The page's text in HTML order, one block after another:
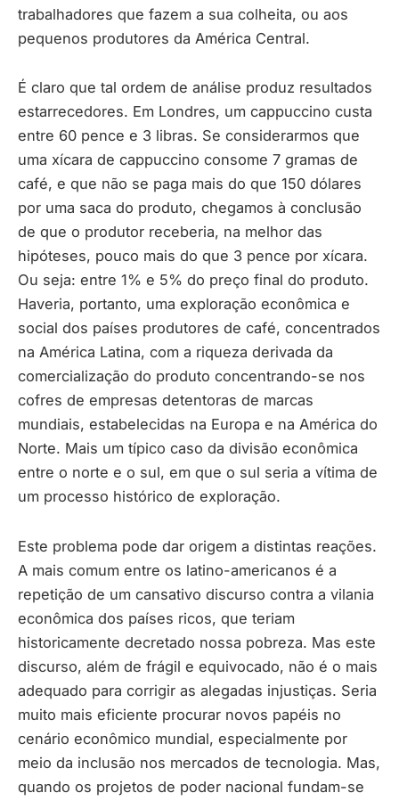
trabalhadores que fazem a sua colheita, ou aos
pequenos produtores da América Central.
É claro que tal ordem de análise produz resultados
estarrecedores. Em Londres, um cappuccino custa
entre 60 pence e 3 libras. Se considerarmos que
uma xícara de cappuccino consome 7 gramas de
café, e que não se paga mais do que 150 dólares
por uma saca do produto, chegamos à conclusão
de que o produtor receberia, na melhor das
hipóteses, pouco mais do que 3 pence por xícara.
Ou seja: entre 1% e 5% do preço final do produto.
Haveria, portanto, uma exploração econômica e
social dos países produtores de café, concentrados
na América Latina, com a riqueza derivada da
comercialização do produto concentrando-se nos
cofres de empresas detentoras de marcas
mundiais, estabelecidas na Europa e na América do
Norte. Mais um típico caso da divisão econômica
entre o norte e o sul, em que o sul seria a vítima de
um processo histórico de exploração.
Este problema pode dar origem a distintas reações.
A mais comum entre os latino-americanos é a
repetição de um cansativo discurso contra a vilania
econômica dos países ricos, que teriam
historicamente decretado nossa pobreza. Mas este
discurso, além de frágil e equivocado, não é o mais
adequado para corrigir as alegadas injustiças. Seria
muito mais eficiente procurar novos papéis no
cenário econômico mundial, especialmente por
meio da inclusão nos mercados de tecnologia. Mas,
quando os projetos de poder nacional fundam-se